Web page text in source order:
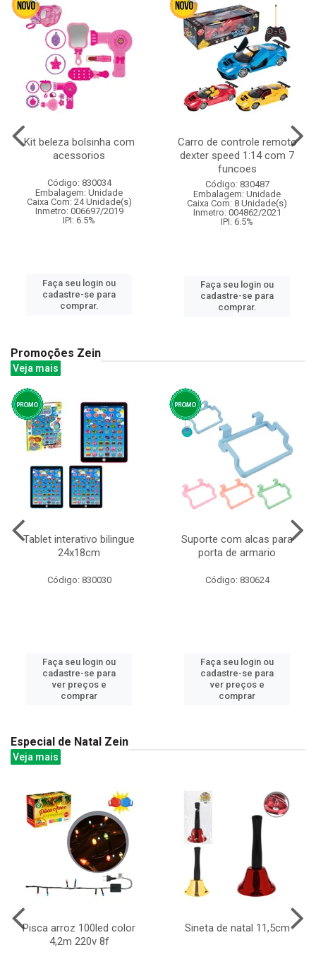
Kit beleza bolsinha com
acessorios
Código: 830034
Embalagem: Unidade
Caixa Com: 24 Unidade(s)
Inmetro: 006697/2019
IPI: 6.5%
Faça seu login ou
cadastre-se para
comprar.
Carro de controle remoto
dexter speed 1:14 com 7
funcoes
Código: 830487
Embalagem: Unidade
Caixa Com: 8 Unidade(s)
Inmetro: 004862/2021
IPI: 6.5%
Faça seu login ou
cadastre-se para
comprar.
Promoções Zein
Veja mais
Tablet interativo bilingue
24x18cm
Código: 830030
Faça seu login ou
cadastre-se para
ver preços e
comprar
Suporte com alcas para
porta de armario
Código: 830624
Faça seu login ou
cadastre-se para
ver preços e
comprar
Especial de Natal Zein
Veja mais
Pisca arroz 100led color
4,2m 220v 8f
Sineta de natal 11,5cm